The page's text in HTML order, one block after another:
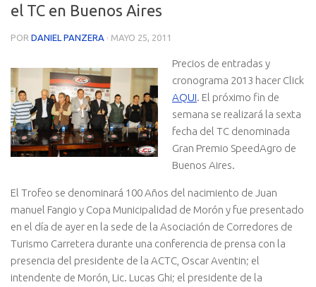
el TC en Buenos Aires
POR DANIEL PANZERA · MAYO 25, 2011
Precios de entradas y
cronograma 2013 hacer Click
AQUI. El próximo fin de
semana se realizará la sexta
fecha del TC denominada
Gran Premio SpeedAgro de
Buenos Aires.
El Trofeo se denominará 100 Años del nacimiento de Juan
manuel Fangio y Copa Municipalidad de Morón y fue presentado
en el día de ayer en la sede de la Asociación de Corredores de
Turismo Carretera durante una conferencia de prensa con la
presencia del presidente de la ACTC, Oscar Aventin; el
intendente de Morón, Lic. Lucas Ghi; el presidente de la